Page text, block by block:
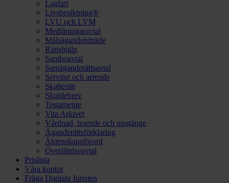
Lagfart
Livsbesiktning®
LVU och LVM
Medlåntagaravtal
Målsägandebiträde
Rättshjälp
Samboavtal
Samäganderättsavtal
Servitut och arrende
Skatterätt
Skuldebrev
Testamente
Vita Arkivet
Vårdnad, boende och umgänge
Äganderättsförklaring
Äktenskapsförord
Överlåtelseavtal
Prislista
Våra kontor
Fråga Digitala Juristen